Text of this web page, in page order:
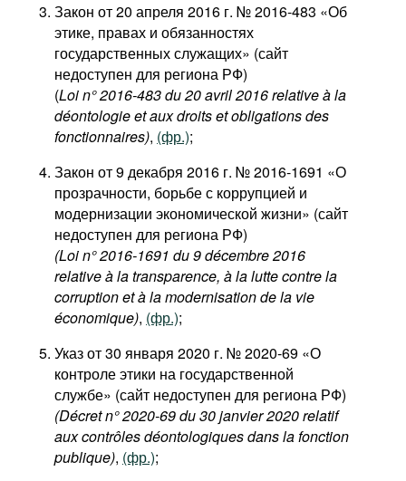
Закон от 20 апреля 2016 г. № 2016-483 «Об
этике, правах и обязанностях
государственных служащих» (сайт
недоступен для региона РФ)
(Loi n° 2016-483 du 20 avril 2016 relative à la
déontologie et aux droits et obligations des
fonctionnaires), (фр.);
Закон от 9 декабря 2016 г. № 2016-1691 «О
прозрачности, борьбе с коррупцией и
модернизации экономической жизни» (сайт
недоступен для региона РФ)
(Loi n° 2016-1691 du 9 décembre 2016
relative à la transparence, à la lutte contre la
corruption et à la modernisation de la vie
économique), (фр.);
Указ от 30 января 2020 г. № 2020-69 «О
контроле этики на государственной
службе» (сайт недоступен для региона РФ)
(Décret n° 2020-69 du 30 janvier 2020 relatif
aux contrôles déontologiques dans la fonction
publique), (фр.);